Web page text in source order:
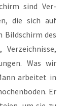
sind Ver­
die sich auf
Bild­schirm des
Was wir
arbei­tet in
Er